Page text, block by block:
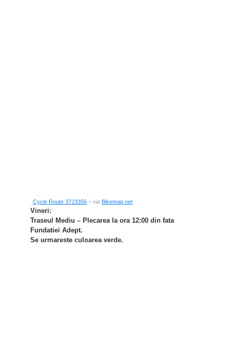
Cycle Route 3723356 – via Bikemap.net
Vineri:
Traseul Mediu – Plecarea la ora 12:00 din fata
Fundatiei Adept.
Se urmareste culoarea verde.